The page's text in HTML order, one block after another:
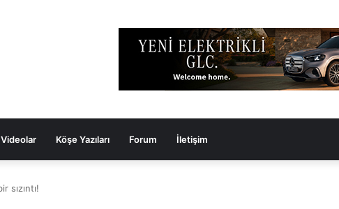
Videolar Köşe Yazıları Forum İletişim
sızıntı!